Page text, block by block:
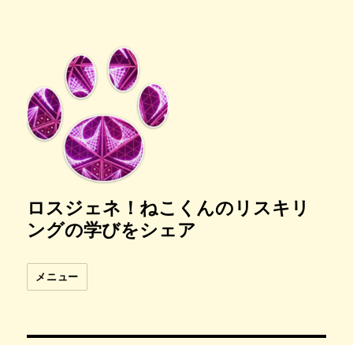
ロスジェネ！ねこくんのリスキリ
ングの学びをシェア
メニュー